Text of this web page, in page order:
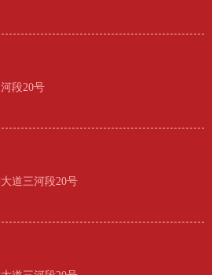
段20号
道三河段20号